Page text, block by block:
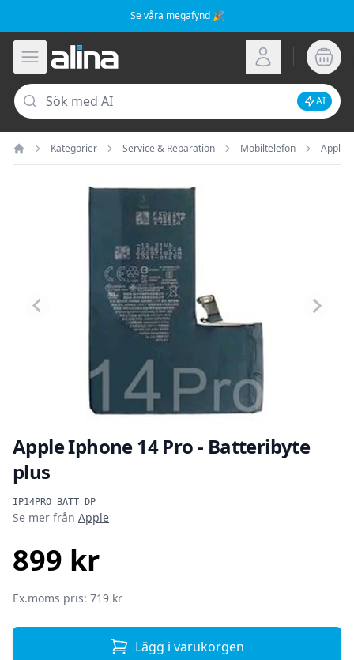
Se våra megafynd 🎉
Öppna meny
Alina.se Logga in
Sök
AI
Hem
Kategorier Service & Reparation Mobiltelefon Apple
Apple Iphone 14 Pro - Batteribyte
plus
IP14PRO_BATT_DP
Produktinformation
Se mer från Apple
899 kr
Ex.moms pris: 719 kr
Lägg i varukorgen